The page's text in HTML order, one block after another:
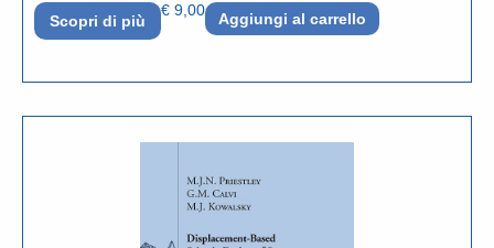
Scopri di più
€ 9,00 Aggiungi al carrello